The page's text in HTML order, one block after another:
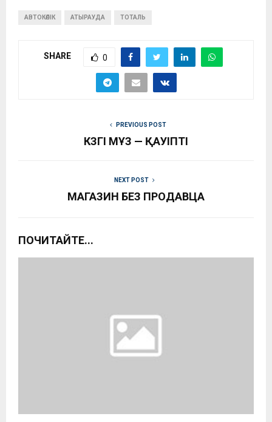
АВТОКӨЛІК АТЫРАУДА ТОТАЛЬ
SHARE 0
PREVIOUS POST
КҮЗГІ МҰЗ — ҚАУІПТІ
NEXT POST
МАГАЗИН БЕЗ ПРОДАВЦА
ПОЧИТАЙТЕ...